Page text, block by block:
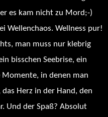
es kam nicht zu Mord;-)
Wellenchaos. Wellness pur!
man muss nur klebrig
bisschen Seebrise, ein
Momente, in denen man
Herz in der Hand, den
Und der Spaß? Absolut